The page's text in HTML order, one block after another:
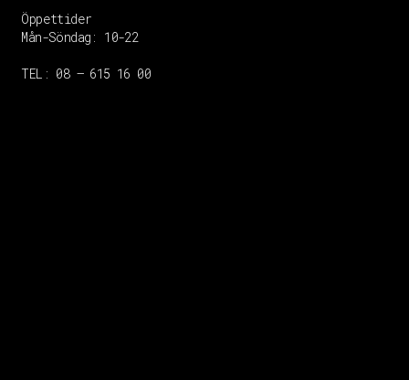
Öppettider
Mån-Söndag: 10-22
TEL: 08 – 615 16 00